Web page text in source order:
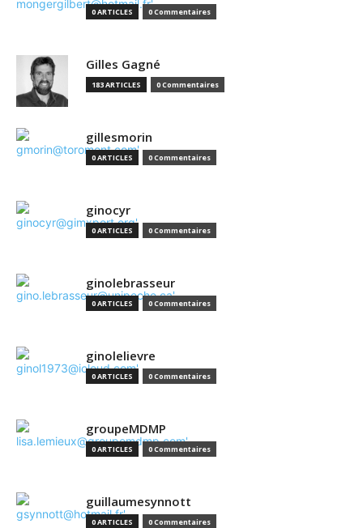
0 ARTICLES 0 Commentaires
Gilles Gagné
183 ARTICLES 0 Commentaires
gillesmorin
0 ARTICLES 0 Commentaires
ginocyr
0 ARTICLES 0 Commentaires
ginolebrasseur
0 ARTICLES 0 Commentaires
ginolelievre
0 ARTICLES 0 Commentaires
groupeMDMP
0 ARTICLES 0 Commentaires
guillaumesynnott
0 ARTICLES 0 Commentaires